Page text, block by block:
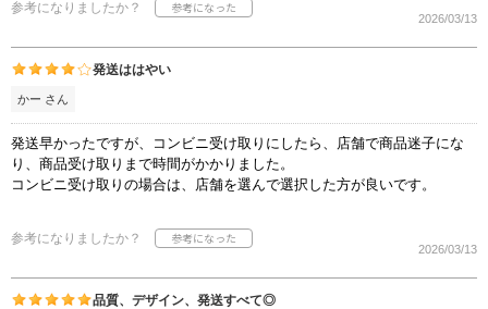
参考になりましたか？
2026/03/13
発送ははやい
かー さん
発送早かったですが、コンビニ受け取りにしたら、店舗で商品迷子にな
り、商品受け取りまで時間がかかりました。
コンビニ受け取りの場合は、店舗を選んで選択した方が良いです。
参考になりましたか？
2026/03/13
品質、デザイン、発送すべて◎